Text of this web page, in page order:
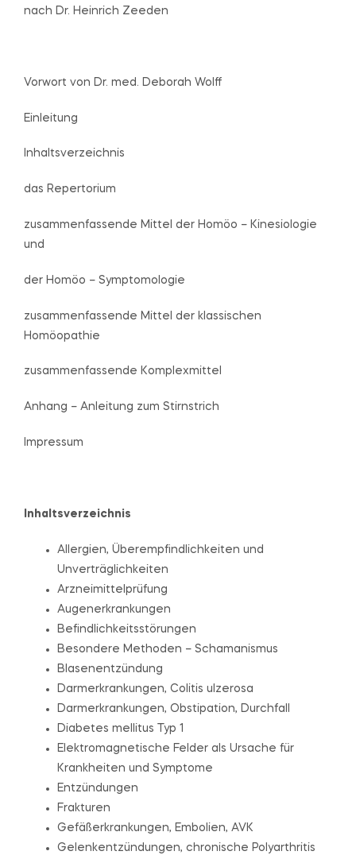
nach Dr. Heinrich Zeeden
Vorwort von Dr. med. Deborah Wolff
Einleitung
Inhaltsverzeichnis
das Repertorium
zusammenfassende Mittel der Homöo – Kinesiologie
und
der Homöo – Symptomologie
zusammenfassende Mittel der klassischen
Homöopathie
zusammenfassende Komplexmittel
Anhang – Anleitung zum Stirnstrich
Impressum
Inhaltsverzeichnis
Allergien, Überempfindlichkeiten und
Unverträglichkeiten
Arzneimittelprüfung
Augenerkrankungen
Befindlichkeitsstörungen
Besondere Methoden – Schamanismus
Blasenentzündung
Darmerkrankungen, Colitis ulzerosa
Darmerkrankungen, Obstipation, Durchfall
Diabetes mellitus Typ 1
Elektromagnetische Felder als Ursache für
Krankheiten und Symptome
Entzündungen
Frakturen
Gefäßerkrankungen, Embolien, AVK
Gelenkentzündungen, chronische Polyarthritis